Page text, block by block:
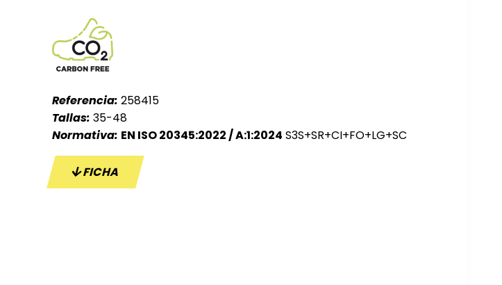
Referencia: 258415
Tallas: 35-48
Normativa: EN ISO 20345:2022 / A:1:2024 S3S+SR+CI+FO+LG+SC
FICHA